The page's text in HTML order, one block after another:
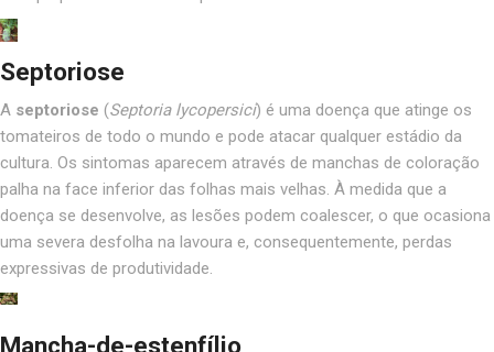
Septoriose
A septoriose (Septoria lycopersici) é uma doença que atinge os
tomateiros de todo o mundo e pode atacar qualquer estádio da
cultura. Os sintomas aparecem através de manchas de coloração
palha na face inferior das folhas mais velhas. À medida que a
doença se desenvolve, as lesões podem coalescer, o que ocasiona
uma severa desfolha na lavoura e, consequentemente, perdas
expressivas de produtividade.
Mancha-de-estenfílio